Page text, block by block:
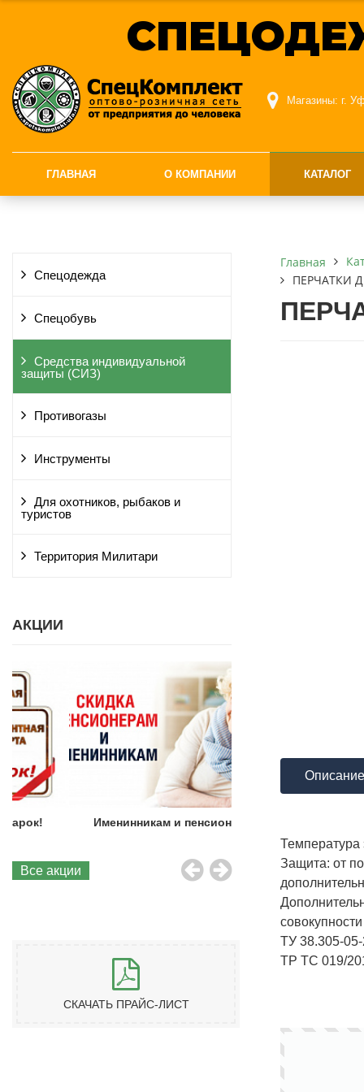
Магазины: г.
ГЛАВНАЯ О КОМПАНИИ КАТАЛОГ
Спецодежда
Спецобувь
Средства индивидуальной
защиты (СИЗ)
Противогазы
Инструменты
Для охотников, рыбаков и
туристов
Территория Милитари
АКЦИИ
Именинникам и пенсионерам!
Все акции
СКАЧАТЬ ПРАЙС-ЛИСТ
Главная
ПЕРЧАТКИ
Описание
Температура
Защита: от
ТУ 38.305-
ТР ТС 019/